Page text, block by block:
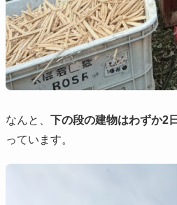
なんと、 下の段の建物はわずか2
っています。